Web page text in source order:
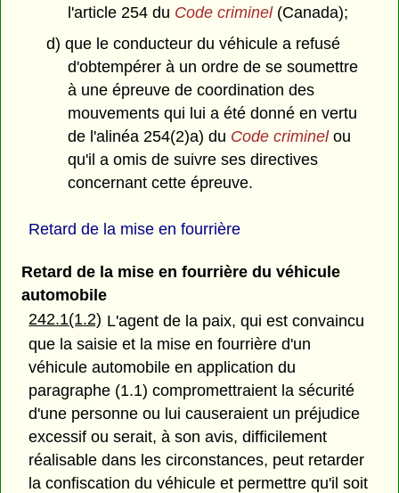
l'article 254 du Code criminel(Canada);
d) que le conducteur du véhicule a refusé
d'obtempérer à un ordre de se soumettre
à une épreuve de coordination des
mouvements qui lui a été donné en vertu
de l'alinéa 254(2)a) du Code criminelou
qu'il a omis de suivre ses directives
concernant cette épreuve.
Retard de la mise en fourrière
Retard de la mise en fourrière du véhicule
automobile
242.1(1.2) L'agent de la paix, qui est convaincu
que la saisie et la mise en fourrière d'un
véhicule automobile en application du
paragraphe (1.1) compromettraient la sécurité
d'une personne ou lui causeraient un préjudice
excessif ou serait, à son avis, difficilement
réalisable dans les circonstances, peut retarder
la confiscation du véhicule et permettre qu'il soit